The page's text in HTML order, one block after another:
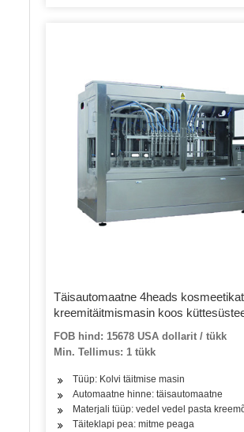
Täisautomaatne 4heads
kreemitäitmismasin koos
FOB hind: 15678 USA dollarit / tükk
Min. Tellimus: 1 tükk
Tüüp: Kolvi täitmise masin
Automaatne hinne: täisautomaatne
Materjali tüüp: vedel vedel pasta
Täiteklapi pea: mitme peaga